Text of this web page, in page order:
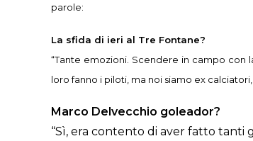
parole:
La sfida di ieri al Tre Fontane?
“Tante emozioni. Scendere in campo con
loro fanno i piloti, ma noi siamo ex
Marco Delvecchio goleador?
“Sì, era contento di aver fatto tanti